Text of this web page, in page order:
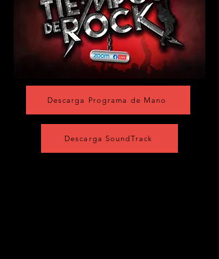
Descarga Programa de Mano
Descarga SoundTrack